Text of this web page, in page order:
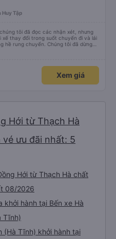
Huy Tập
tôi đã đọc các nhận xét, nhưng
thay đổi trong suốt chuyến đi và lái
hề rung chuyển. Chúng tôi đã dừng
tối. Nhìn chung, ghế ngồi có thể hơi
Xem giá
Hới từ Thạch Hà
ưu đãi nhất: 5
Hới từ Thạch Hà chất
08/2026
khởi hành tại Bến xe Hà
Tĩnh)
(Hà Tĩnh) khởi hành tại